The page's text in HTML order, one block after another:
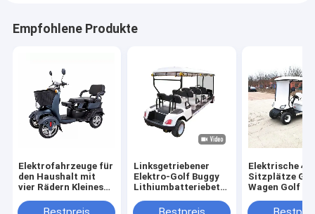
Empfohlene Produkte
Elektrofahrzeuge für
den Haushalt mit
vier Rädern Kleines
Elektrofahrzeuge für
Linksgetriebener
Elektro-Golf Buggy
Lithiumbatteriebetriebene
Sitzplätze
Elektrische 4
Sitzplätze
Wagen Golf